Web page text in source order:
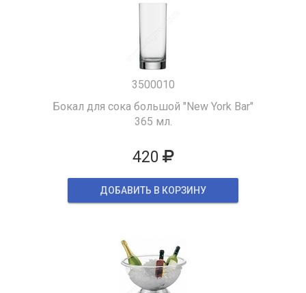
3500010
Бокал для сока большой "New York Bar"
365 мл.
420
ДОБАВИТЬ В КОРЗИНУ